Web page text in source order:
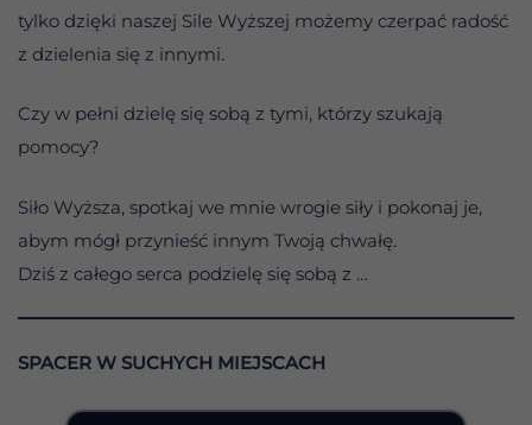
tylko dzięki naszej Sile Wyższej możemy czerpać radość
z dzielenia się z innymi.
Czy w pełni dzielę się sobą z tymi, którzy szukają
pomocy?
Siło Wyższa, spotkaj we mnie wrogie siły i pokonaj je,
abym mógł przynieść innym Twoją chwałę.
Dziś z całego serca podzielę się sobą z …
SPACER W SUCHYCH MIEJSCACH